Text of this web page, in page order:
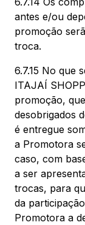
antes e/ou
promoção
troca.
6.7.15 No que
ITAJAÍ
promoção,
desobrigados
é entregue
a Promotora
caso, com
a ser
trocas, para
da
Promotora a